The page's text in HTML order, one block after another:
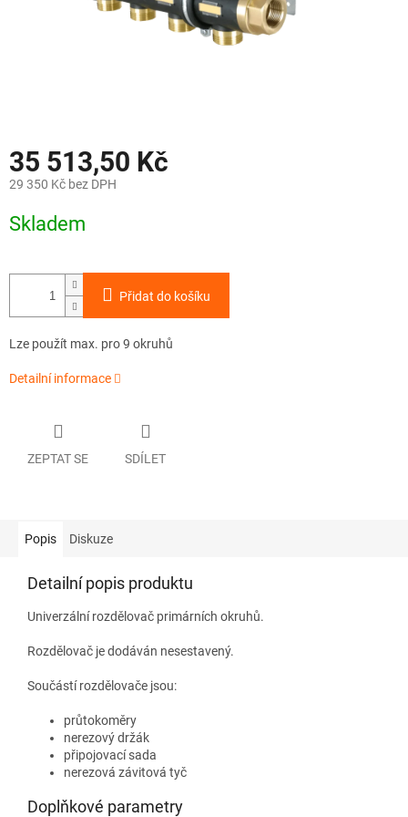
35 513,50 Kč
29 350 Kč bez DPH
cena:
Skladem
Přidat do košíku
Lze použít max. pro 9 okruhů
Detailní informace
ZEPTAT SE SDÍLET
Popis Diskuze
Detailní popis produktu
Univerzální rozdělovač primárních okruhů.
Rozdělovač je dodáván nesestavený.
Součástí rozdělovače jsou:
průtokoměry
nerezový držák
připojovací sada
nerezová závitová tyč
Doplňkové parametry